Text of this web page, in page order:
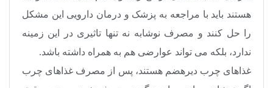
هستند باید با مراجعه به پزشک و درمان دارویی این مشکل
را حل کنند و مصرف نوشابه نه تنها تاثیری در این زمینه
ندارد، بلکه می ‌تواند عوارضی هم به همراه داشته باشد.
غذاهای چرب دیرهضم هستند، پس از مصرف غذاهای چرب